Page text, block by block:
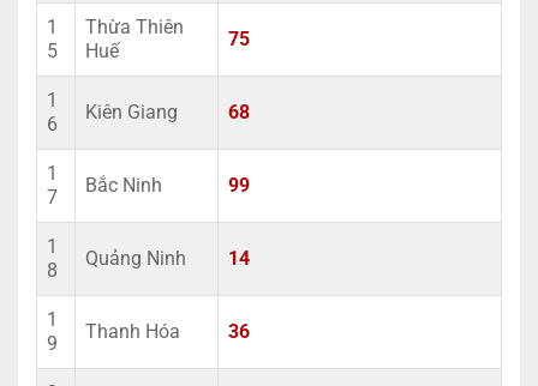
1
5
Thừa Thiên
Huế
75
1
6
Kiên Giang 68
1
7
Bắc Ninh 99
1
8
Quảng Ninh 14
1
9
Thanh Hóa 36